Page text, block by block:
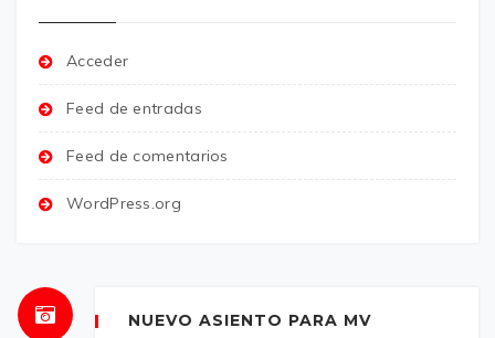
Acceder
Feed de entradas
Feed de comentarios
WordPress.org
NUEVO ASIENTO PARA MV